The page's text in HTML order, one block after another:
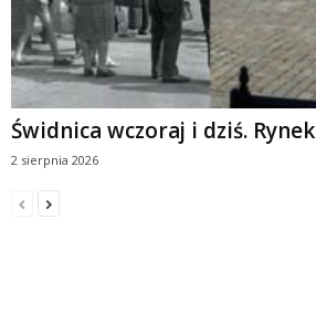
Świdnica wczoraj i dziś. Rynek
2 sierpnia 2026